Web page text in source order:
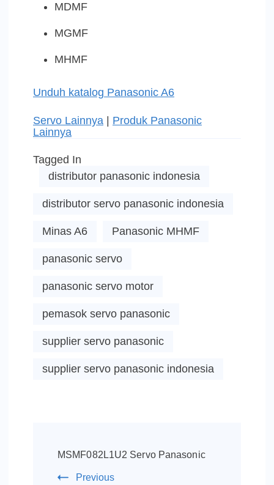
MDMF
MGMF
MHMF
Unduh katalog Panasonic A6
Servo Lainnya
Produk Panasonic
Lainnya
Tagged In
distributor panasonic indonesia
distributor servo panasonic indonesia
Minas A6 Panasonic MHMF
panasonic servo
panasonic servo motor
pemasok servo panasonic
supplier servo panasonic
supplier servo panasonic indonesia
Navigation
MSMF082L1U2 Servo Panasonic
Previous